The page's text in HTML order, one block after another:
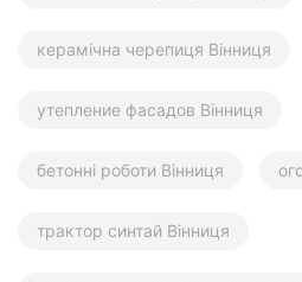
керамічна черепиця Вінниця
утепление фасадов Вінниця
бетонні роботи Вінниця
трактор синтай Вінниця